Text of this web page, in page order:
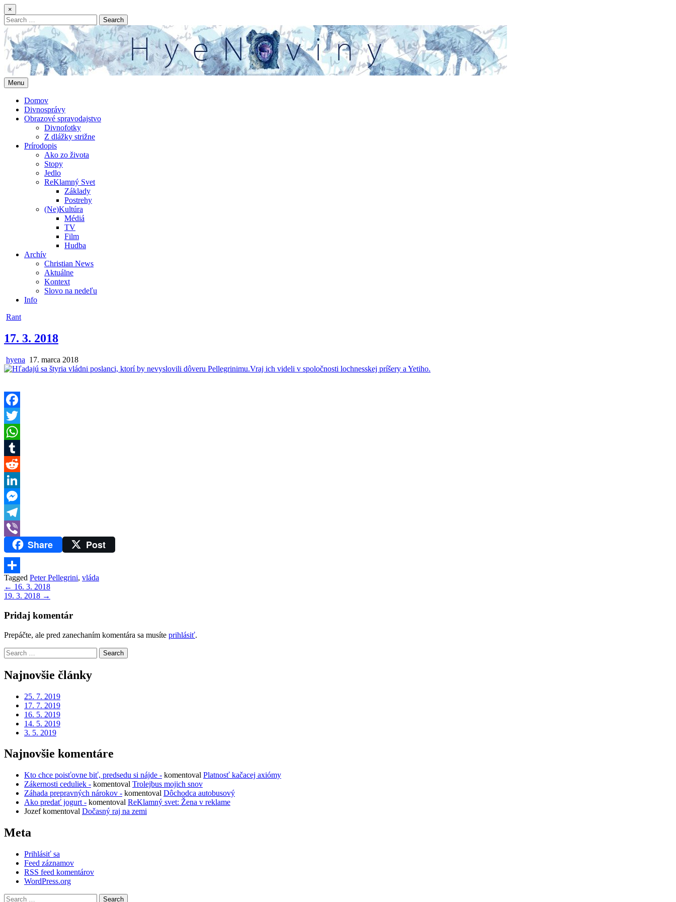
Skip
to
content
×
Search
for:
Menu
Domov
Divnosprávy
Obrazové spravodajstvo
Divnofotky
Z dlážky strižne
Prírodopis
Ako zo života
Stopy
Jedlo
ReKlamný Svet
Základy
Postrehy
(Ne)Kultúra
Médiá
TV
Film
Hudba
Archív
Christian News
Aktuálne
Kontext
Slovo na nedeľu
Info
Posted
Rant
17. 3. 2018
Author:
hyena Published
Date:
17. marca 2018
Facebook
Twitter
WhatsApp
Tumblr
Reddit
LinkedIn
Messenger
Telegram
Viber
Share Post
Share
Tagged Peter Pellegrini, vláda
Navigácia
v
článku
← 16. 3. 2018
19. 3. 2018 →
Pridaj komentár
Prepáčte, ale pred zanechaním komentára sa musíte prihlásiť.
Search
for:
Najnovšie články
25. 7. 2019
17. 7. 2019
16. 5. 2019
14. 5. 2019
3. 5. 2019
Najnovšie komentáre
Kto chce poisťovne biť, predsedu si nájde - komentoval Platnosť kačacej axiómy
Zákernosti ceduliek - komentoval Trolejbus mojich snov
Záhada prepravných nárokov - komentoval Dôchodca autobusový
Ako predať jogurt - komentoval ReKlamný svet: Žena v reklame
Jozefkomentoval Dočasný raj na zemi
Meta
Prihlásiť sa
Feed záznamov
RSS feed komentárov
WordPress.org
Search